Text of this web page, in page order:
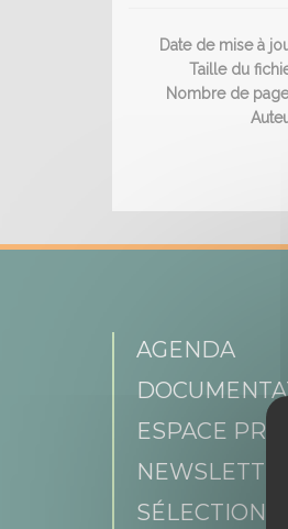
Date de mise à
Taille du
Nombre de
AGENDA
ESPACE
NEWSLETTER
SÉLECTION